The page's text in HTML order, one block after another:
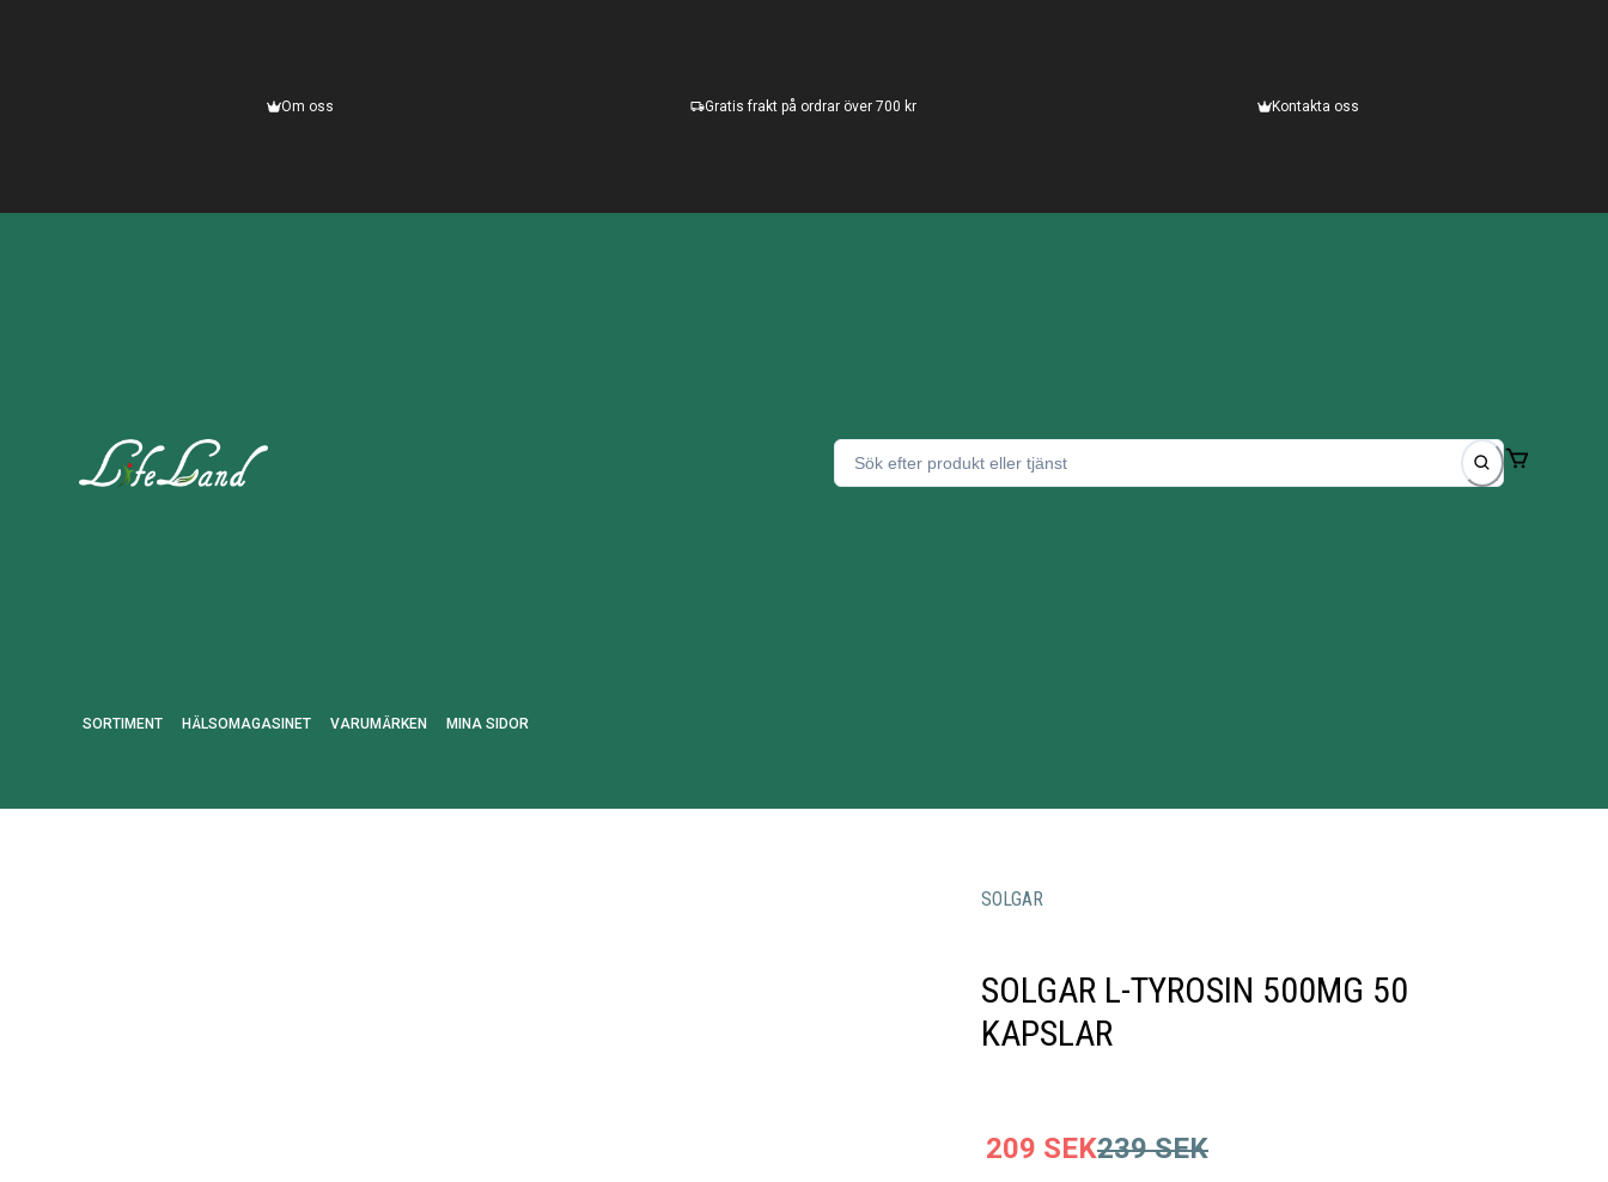
Om oss Gratis frakt på ordrar över 700 kr Kontakta oss
SORTIMENT HÄLSOMAGASINET VARUMÄRKEN MINA SIDOR
SOLGAR
SOLGAR L-TYROSIN 500MG 50
KAPSLAR
209 SEK239 SEK